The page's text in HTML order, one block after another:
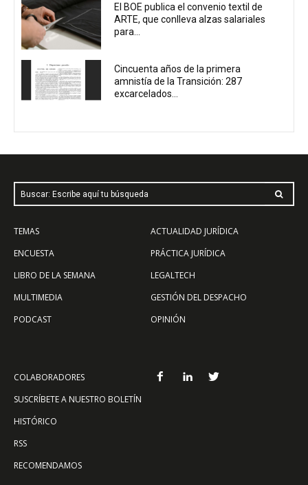
El BOE publica el convenio textil de
ARTE, que conlleva alzas salariales
para...
Cincuenta años de la primera
amnistía de la Transición: 287
excarcelados...
Buscar: Escribe aquí tu búsqueda
TEMAS
ENCUESTA
LIBRO DE LA SEMANA
MULTIMEDIA
PODCAST
ACTUALIDAD JURÍDICA
PRÁCTICA JURÍDICA
LEGALTECH
GESTIÓN DEL DESPACHO
OPINIÓN
COLABORADORES
SUSCRÍBETE A NUESTRO BOLETÍN
HISTÓRICO
RSS
RECOMENDAMOS